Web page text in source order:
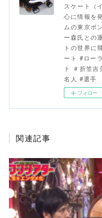
スケート（
心に情報を
ムの東京ボ
ー森氏との
トの世界に
ート #ロー
ト ＃折笠
名人 #選手
フォロー
関連記事